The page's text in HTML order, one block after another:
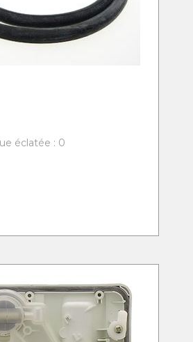
éclatée : 0